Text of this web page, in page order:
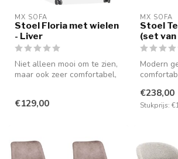
MX SOFA
Stoel Floria met wielen
- Liver
Niet alleen mooi om te zien,
maar ook zeer comfortabel,
€129,00
MX SOFA
Stoel
(set
Modern
cognac, st...
€238,00
Stukprijs: